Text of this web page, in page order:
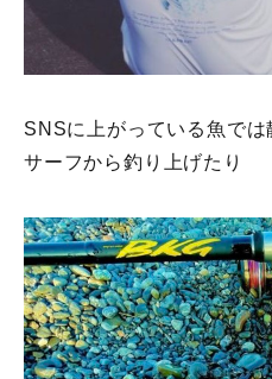
SNSに上がっている魚では
サーフから釣り上げたり